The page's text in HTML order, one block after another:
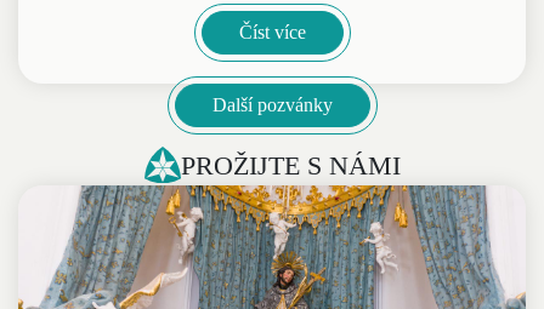
Číst více
Další pozvánky
PROŽIJTE S NÁMI